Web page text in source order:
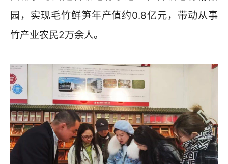
园，实现毛竹鲜笋年产值约0.8亿元，带动从事
竹产业农民2万余人。